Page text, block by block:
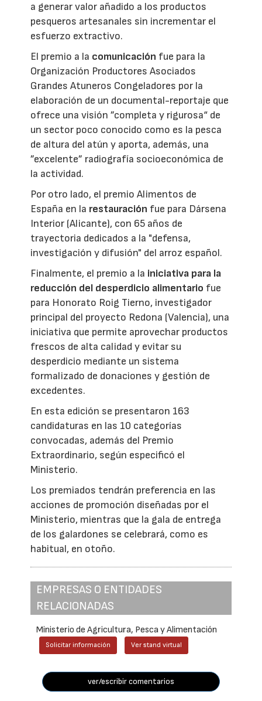
a generar valor añadido a los productos
pesqueros artesanales sin incrementar el
esfuerzo extractivo.
El premio a la comunicación fue para la
Organización Productores Asociados
Grandes Atuneros Congeladores por la
elaboración de un documental-reportaje que
ofrece una visión ”completa y rigurosa“ de
un sector poco conocido como es la pesca
de altura del atún y aporta, además, una
”excelente” radiografía socioeconómica de
la actividad.
Por otro lado, el premio Alimentos de
España en la restauración fue para Dársena
Interior (Alicante), con 65 años de
trayectoria dedicados a la "defensa,
investigación y difusión" del arroz español.
Finalmente, el premio a la iniciativa para la
reducción del desperdicio alimentario fue
para Honorato Roig Tierno, investigador
principal del proyecto Redona (Valencia), una
iniciativa que permite aprovechar productos
frescos de alta calidad y evitar su
desperdicio mediante un sistema
formalizado de donaciones y gestión de
excedentes.
En esta edición se presentaron 163
candidaturas en las 10 categorías
convocadas, además del Premio
Extraordinario, según especificó el
Ministerio.
Los premiados tendrán preferencia en las
acciones de promoción diseñadas por el
Ministerio, mientras que la gala de entrega
de los galardones se celebrará, como es
habitual, en otoño.
EMPRESAS O ENTIDADES
RELACIONADAS
Ministerio de Agricultura, Pesca y Alimentación
Solicitar información Ver stand virtual
ver/escribir comentarios